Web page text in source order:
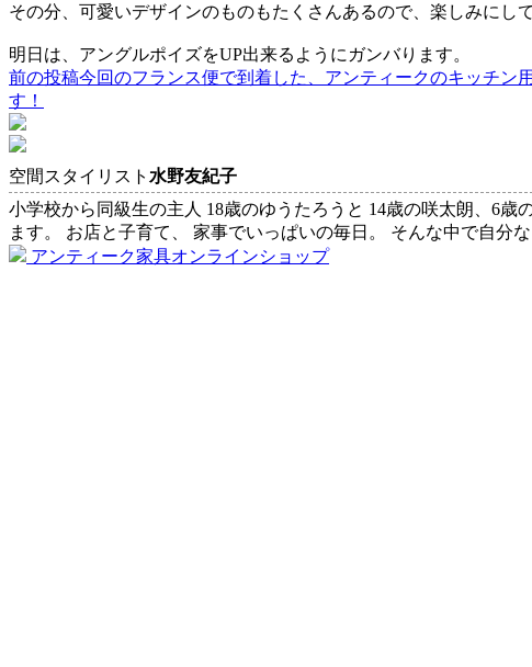
その分、可愛いデザインのものもたくさんあるので、楽しみにし
明日は、アングルポイズをUP出来るようにガンバります。
投
稿
ナ
ビ
ゲ
ー
前の投稿今回のフランス便で到着した、アンティークのキッチン
す！
空間スタイリスト 水野友紀子
小学校から同級生の主人 18歳のゆうたろうと 14歳の咲太朗、6
ます。 お店と子育て、 家事でいっぱいの毎日。 そんな中で自分
アンティーク家具オンラインショップ